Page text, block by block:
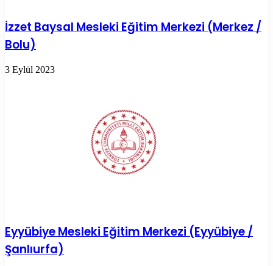
İzzet Baysal Mesleki Eğitim Merkezi (Merkez /
Bolu)
3 Eylül 2023
Eyyübiye Mesleki Eğitim Merkezi (Eyyübiye /
Şanlıurfa)